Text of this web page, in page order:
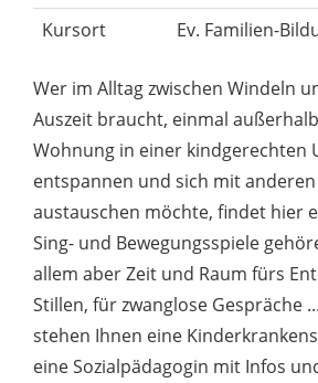
Kursort
Ev. Familien-
Wer im Alltag zwischen Windeln
Auszeit braucht, einmal
Wohnung in einer kindgerechten
entspannen und sich mit
austauschen möchte, findet hier
Sing- und Bewegungsspiele
allem aber Zeit und Raum fürs
Stillen, für zwanglose Gespräche
stehen Ihnen eine
eine Sozialpädagogin mit Infos